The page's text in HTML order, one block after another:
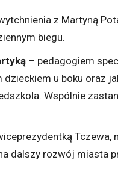
z Martyną
biegu.
– pedagogiem
u boku oraz
Wspólnie
Tczewa,
dalszy rozwój miasta